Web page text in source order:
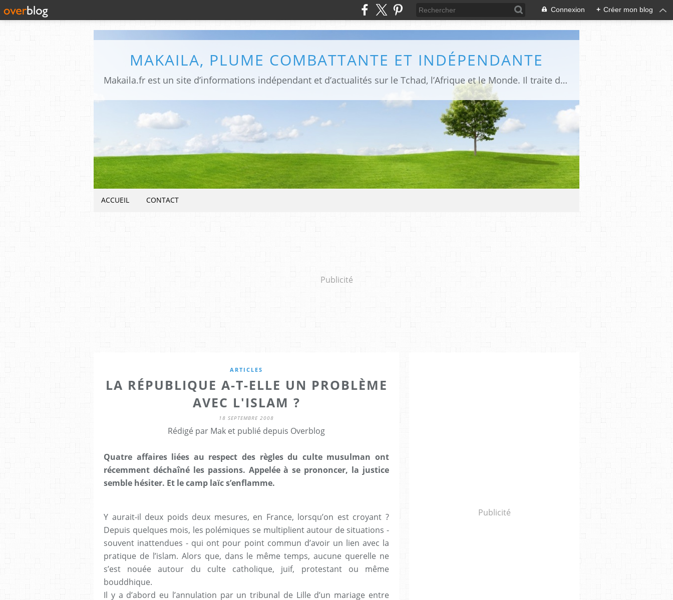
Connexion + Créer mon blog
MAKAILA, PLUME COMBATTANTE ET INDÉPENDANTE
Makaila.fr est un site d’informations indépendant et d’actualités sur le Tchad, l’Afrique et le Monde. Il traite des sujets variés entre autres: la politique, les droits humains, les libertés, le social, l’économique,la culture etc.
ACCUEIL CONTACT
Publicité
ARTICLES
LA RÉPUBLIQUE A-T-ELLE UN PROBLÈME
AVEC L'ISLAM ?
18 SEPTEMBRE 2008
Rédigé par Mak et publié depuis Overblog
Quatre affaires liées au respect des règles du culte musulman ont
récemment déchaîné les passions. Appelée à se prononcer, la justice
semble hésiter. Et le camp laïc s’enflamme.
Y aurait-il deux poids deux mesures, en France, lorsqu’on est croyant ?
Depuis quelques mois, les polémiques se multiplient autour de situations -
souvent inattendues - qui ont pour point commun d’avoir un lien avec la
pratique de l’islam. Alors que, dans le même temps, aucune querelle ne
s’est nouée autour du culte catholique, juif, protestant ou même
bouddhique.
Il y a d’abord eu l’annulation par un tribunal de Lille d’un mariage entre
Publicité